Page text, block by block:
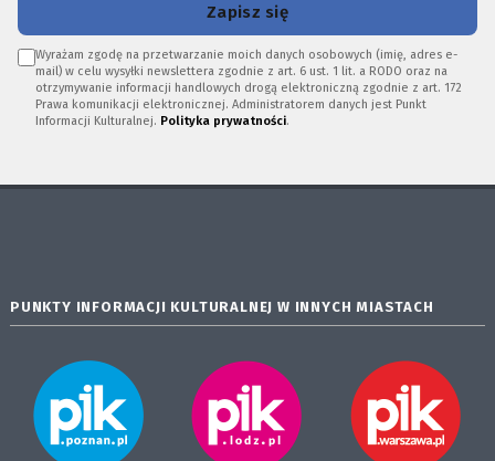
Zapisz się
Wyrażam zgodę na przetwarzanie moich danych osobowych (imię, adres e-
mail) w celu wysyłki newslettera zgodnie z art. 6 ust. 1 lit. a RODO oraz na
otrzymywanie informacji handlowych drogą elektroniczną zgodnie z art. 172
Prawa komunikacji elektronicznej. Administratorem danych jest Punkt
Informacji Kulturalnej. Polityka prywatności.
PUNKTY INFORMACJI KULTURALNEJ W INNYCH MIASTACH